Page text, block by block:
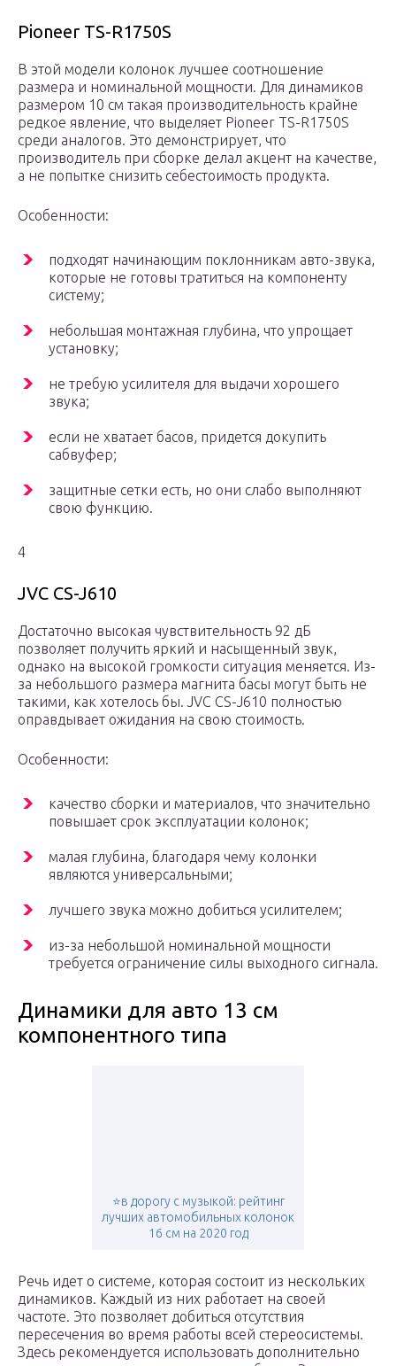
Pioneer TS-R1750S
В этой модели колонок лучшее соотношение
размера и номинальной мощности. Для динамиков
размером 10 см такая производительность крайне
редкое явление, что выделяет Pioneer TS-R1750S
среди аналогов. Это демонстрирует, что
производитель при сборке делал акцент на качестве,
а не попытке снизить себестоимость продукта.
Особенности:
подходят начинающим поклонникам авто-звука,
которые не готовы тратиться на компоненту
систему;
небольшая монтажная глубина, что упрощает
установку;
не требую усилителя для выдачи хорошего
звука;
если не хватает басов, придется докупить
сабвуфер;
защитные сетки есть, но они слабо выполняют
свою функцию.
4
JVC CS-J610
Достаточно высокая чувствительность 92 дБ
позволяет получить яркий и насыщенный звук,
однако на высокой громкости ситуация меняется. Из-
за небольшого размера магнита басы могут быть не
такими, как хотелось бы. JVC CS-J610 полностью
оправдывает ожидания на свою стоимость.
Особенности:
качество сборки и материалов, что значительно
повышает срок эксплуатации колонок;
малая глубина, благодаря чему колонки
являются универсальными;
лучшего звука можно добиться усилителем;
из-за небольшой номинальной мощности
требуется ограничение силы выходного сигнала.
Динамики для авто 13 см
компонентного типа
⭐️в дорогу с музыкой: рейтинг
лучших автомобильных колонок
16 см на 2020 год
Речь идет о системе, которая состоит из нескольких
динамиков. Каждый из них работает на своей
частоте. Это позволяет добиться отсутствия
пересечения во время работы всей стереосистемы.
Здесь рекомендуется использовать дополнительно